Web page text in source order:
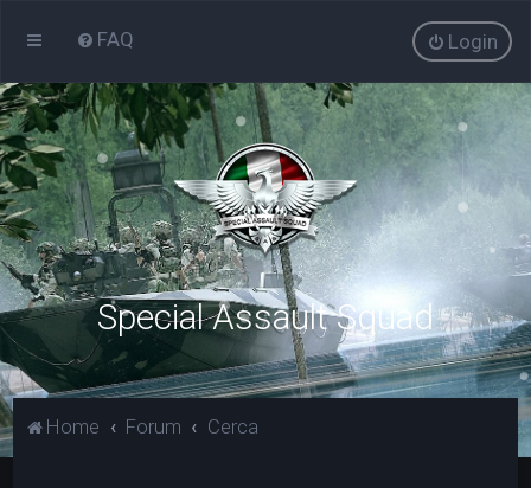
FAQ Login
Special Assault Squad
Home Forum Cerca